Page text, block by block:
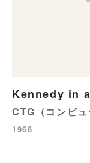
Kennedy in
CTG（コンピュ
1968